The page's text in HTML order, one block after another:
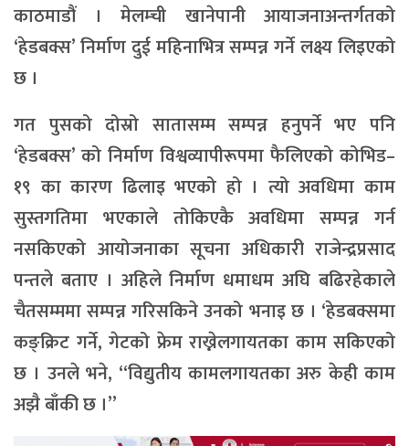
काठमाडौं । मेलम्ची खानेपानी आयाजनाअन्तर्गतको
‘हेडबक्स’ निर्माण दुई महिनाभित्र सम्पन्न गर्ने लक्ष्य लिइएको
छ ।
गत पुसको दोस्रो सातासम्म सम्पन्न हनुपर्ने भए पनि
‘हेडबक्स’ को निर्माण विश्वव्यापीरूपमा फैलिएको कोभिड–
१९ का कारण ढिलाइ भएको हो । त्यो अवधिमा काम
सुस्तगतिमा भएकाले तोकिएकै अवधिमा सम्पन्न गर्न
नसकिएको आयोजनाका सूचना अधिकारी राजेन्द्रप्रसाद
पन्तले बताए । अहिले निर्माण धमाधम अघि बढिरहेकाले
चैतसम्ममा सम्पन्न गरिसकिने उनको भनाइ छ । ‘हेडबक्समा
कङ्क्रिट गर्ने, गेटको फ्रेम राख्नेलगायतका काम सकिएको
छ । उनले भने, “विद्युतीय कामलगायतका अरु केही काम
अझै बाँकी छ ।”